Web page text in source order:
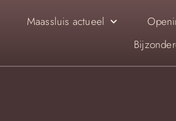
Maassluis actueel